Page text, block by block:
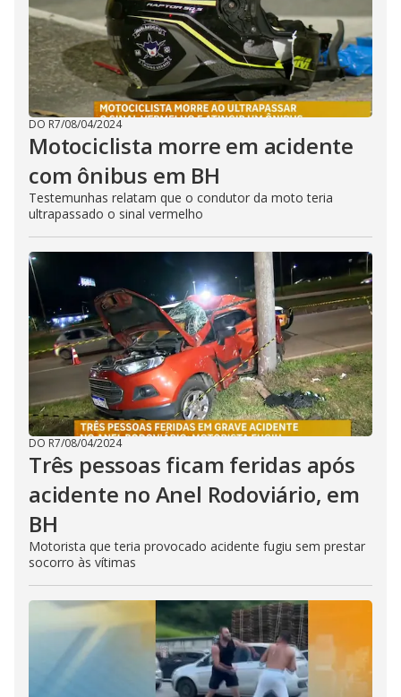
DO R7/08/04/2024
Motociclista morre em acidente
com ônibus em BH
Testemunhas relatam que o condutor da moto teria
ultrapassado o sinal vermelho
DO R7/08/04/2024
Três pessoas ficam feridas após
acidente no Anel Rodoviário, em
BH
Motorista que teria provocado acidente fugiu sem prestar
socorro às vítimas